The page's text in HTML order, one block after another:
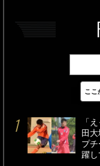
最新
「
田
プ
躍し
ここ